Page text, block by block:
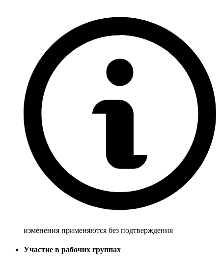
изменения применяются без подтверждения
Участие в рабочих группах